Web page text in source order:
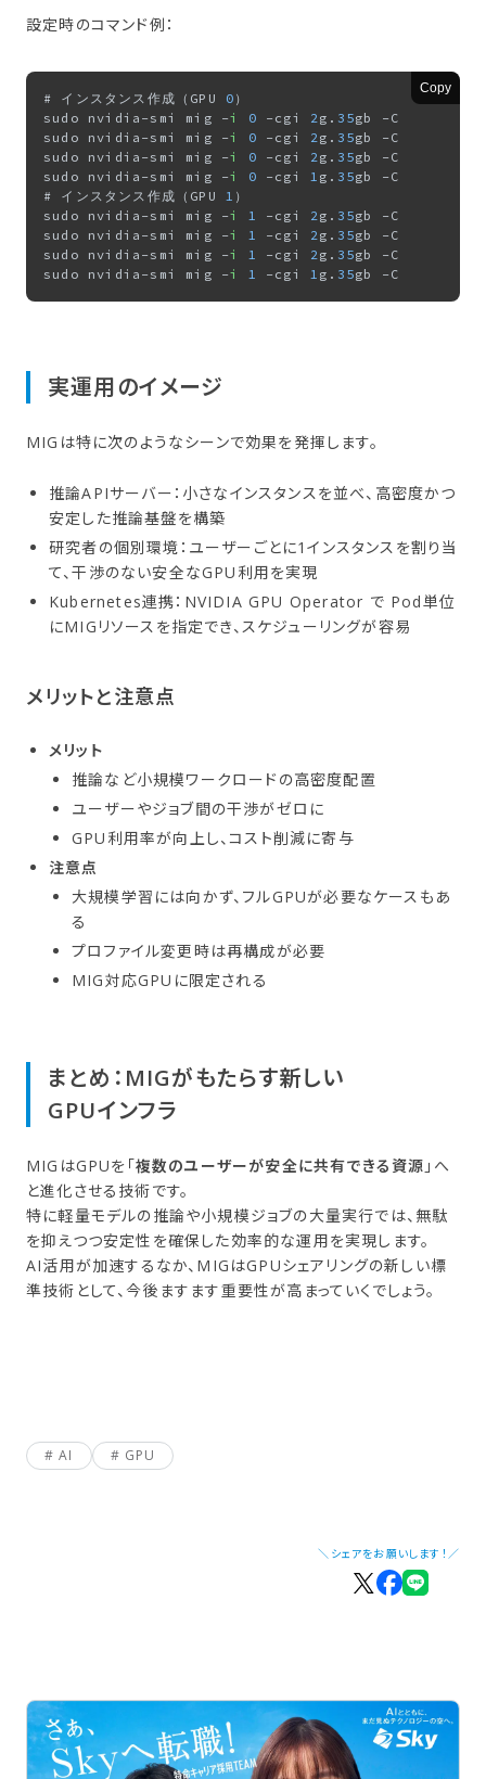
設定時のコマンド例：
Copy
# インスタンス作成（GPU 0 ）
sudo nvidia-smi mig -i 0 -cgi 2g. 35gb -C
sudo nvidia-smi mig -i 0 -cgi 2g. 35gb -C
sudo nvidia-smi mig -i 0 -cgi 2g. 35gb -C
sudo nvidia-smi mig -i 0 -cgi 1 g. 35gb -C
# インスタンス作成（GPU 1 ）
sudo nvidia-smi mig -i 1 -cgi 2g. 35gb -C
sudo nvidia-smi mig -i 1 -cgi 2g. 35gb -C
sudo nvidia-smi mig -i 1 -cgi 2g. 35gb -C
sudo nvidia-smi mig -i 1 -cgi 1 g. 35
実運用の​イメージ
MIGは特に次のようなシーンで効果を発揮します。
推論APIサーバー：小さなインスタンスを並べ、高密度かつ
安定した推論基盤を構築
研究者の個別環境：ユーザーごとに1インスタンスを割り当
て、干渉のない安全なGPU利用を実現
Kubernetes連携：NVIDIA GPU Operator で Pod単位
にMIGリソースを指定でき、スケジューリングが容易
メリットと​注意点
メリット
推論など小規模ワークロードの高密度配置
ユーザーやジョブ間の干渉がゼロに
GPU利用率が向上し、コスト削減に寄与
注意点
大規模学習には向かず、フルGPUが必要なケースもあ
る
プロファイル変更時は再構成が必要
MIG対応GPUに限定される
まとめ：MIGが​もたら​す新しい​
GPUインフラ
MIGはGPUを「複数のユーザーが安全に共有できる資源 」へ
と進化させる技術です。
特に軽量モデルの推論や小規模ジョブの大量実行では、無駄
を抑えつつ安定性を確保した効率的な運用を実現します。
AI活用が加速するなか、MIGはGPUシェアリングの新しい標
準技術として、今後ますます重要性が高まっていくでしょう。
AI GPU
＼シェアをお願いします！／